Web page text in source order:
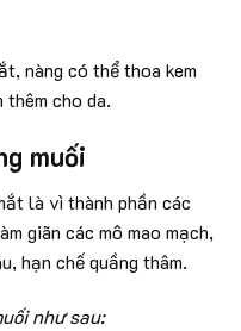
nàng có thể thoa kem
thêm cho da.
muối
là vì thành phần các
giãn các mô mao mạch,
hạn chế quầng thâm.
như sau: